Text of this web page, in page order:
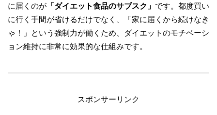
に届くのが 「ダイエット食品のサブスク」 です。都度買い
に行く手間が省けるだけでなく、「家に届くから続けなき
ゃ！」という強制力が働くため、ダイエットのモチベーシ
ョン維持に非常に効果的な仕組みです。
スポンサーリンク